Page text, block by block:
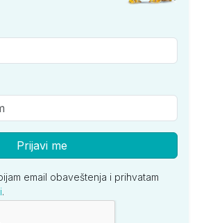
Prijavi me
email obaveštenja i prihvatam
.